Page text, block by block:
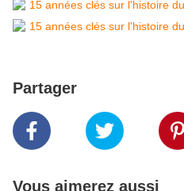
Partager
Vous aimerez aussi